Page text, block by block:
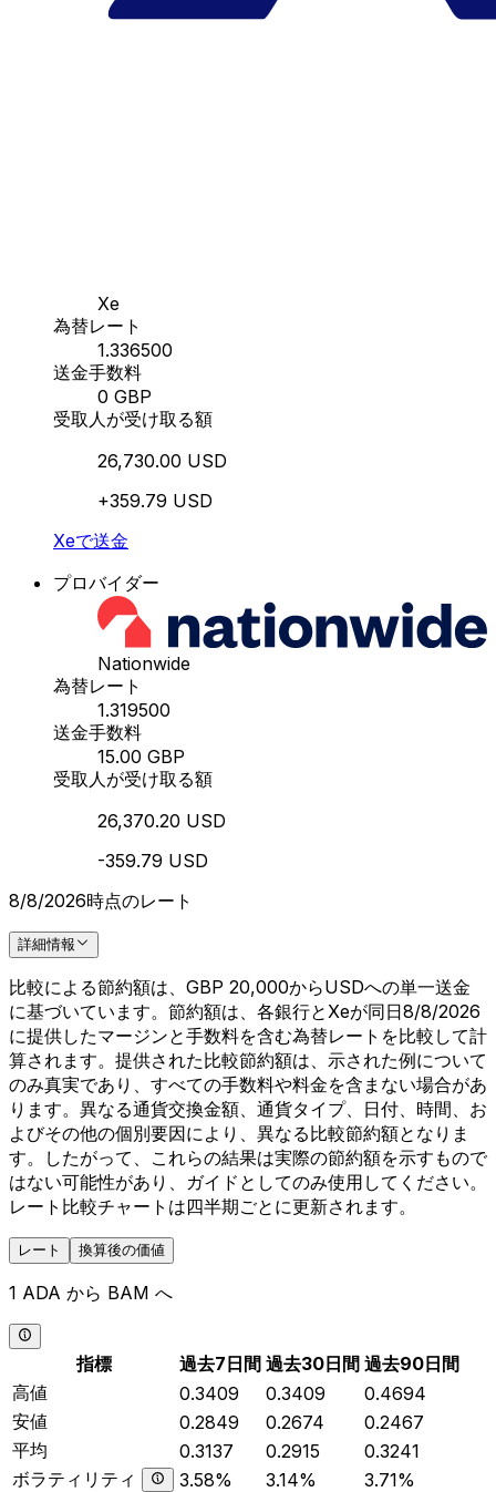
Xe
為替レート
1.336500
送金手数料
0 GBP
受取人が受け取る額
26,730.00 USD
+359.79 USD
Xeで送金
プロバイダー
Nationwide
為替レート
1.319500
送金手数料
15.00 GBP
受取人が受け取る額
26,370.20 USD
-359.79 USD
8/8/2026時点のレート
詳細情報
比較による節約額は、GBP 20,000からUSDへの単一送金
に基づいています。節約額は、各銀行とXeが同日8/8/2026
に提供したマージンと手数料を含む為替レートを比較して計
算されます。提供された比較節約額は、示された例について
のみ真実であり、すべての手数料や料金を含まない場合があ
ります。異なる通貨交換金額、通貨タイプ、日付、時間、お
よびその他の個別要因により、異なる比較節約額となりま
す。したがって、これらの結果は実際の節約額を示すもので
はない可能性があり、ガイドとしてのみ使用してください。
レート比較チャートは四半期ごとに更新されます。
レート 換算後の価値
1 ADA から BAM へ
指標 過去7日間 過去30日間 過去90日間
高値
0.3409 0.3409
0.4694
安値
0.2849 0.2674
0.2467
平均
0.3137 0.2915
0.3241
ボラティリティ
3.58% 3.14% 3.71%